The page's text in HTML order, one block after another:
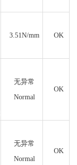
3.51N/mm OK
无异常
Normal
OK
无异常
Normal
OK